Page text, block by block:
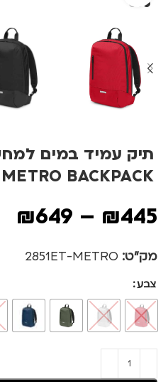
תיק עמיד במים
BACKPACK
₪445
–
₪649
מק"ט: 2851ET-METRO
צבע